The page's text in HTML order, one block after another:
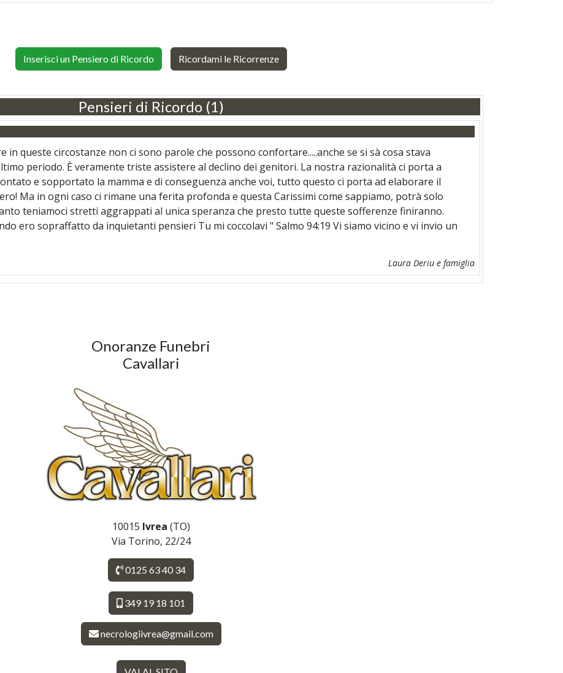
Inserisci un Pensiero di Ricordo Ricordami le Ricorrenze
Pensieri di Ricordo (1)
in queste circostanze non ci sono parole che possono confortare.....anche se si sà cosa stava
periodo. È veramente triste assistere al declino dei genitori. La nostra razionalità ci porta a
e sopportato la mamma e di conseguenza anche voi, tutto questo ci porta ad elaborare il
Ma in ogni caso ci rimane una ferita profonda e questa Carissimi come sappiamo, potrà solo
teniamoci stretti aggrappati al unica speranza che presto tutte queste sofferenze finiranno.
ero sopraffatto da inquietanti pensieri Tu mi coccolavi " Salmo 94:19 Vi siamo vicino e vi invio un
Laura Deriu e famiglia
Onoranze Funebri
Cavallari
10015 Ivrea (TO)
Via Torino, 22/24
0125 63 40 34
349 19 18 101
necrologiivrea@gmail.com